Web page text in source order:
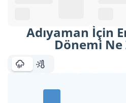
Adıyaman İçin
Dönemi Ne